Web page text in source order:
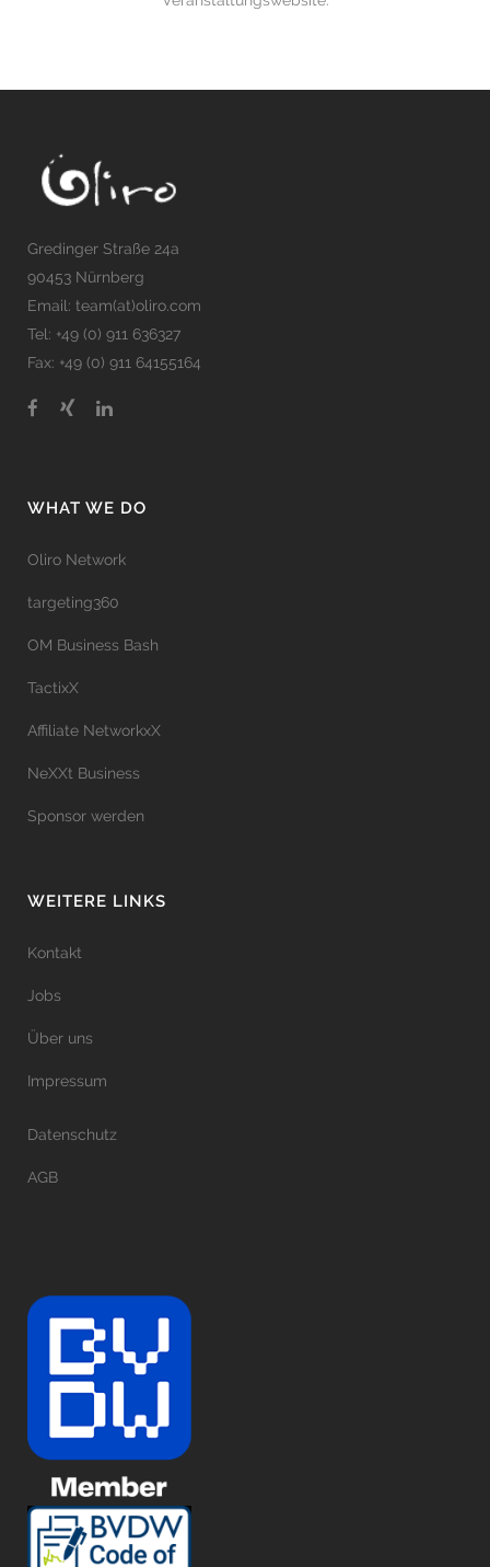
Gredinger Straße 24a
90453 Nürnberg
Email: team(at)oliro.com
Tel: +49 (0) 911 636327
Fax: +49 (0) 911 64155164
WHAT WE DO
Oliro Network
targeting360
OM Business Bash
TactixX
Affiliate NetworkxX
NeXXt Business
Sponsor werden
WEITERE LINKS
Kontakt
Jobs
Über uns
Impressum
Datenschutz
AGB